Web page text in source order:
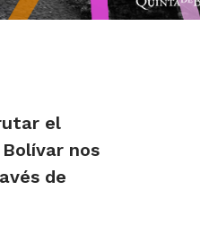
el
nos
de